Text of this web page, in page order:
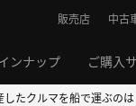
ンナップ ご購入
販売店 中古
したクルマを船で運ぶの